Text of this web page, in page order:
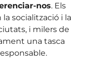
nos. Els
socialització i la
i milers de
una tasca